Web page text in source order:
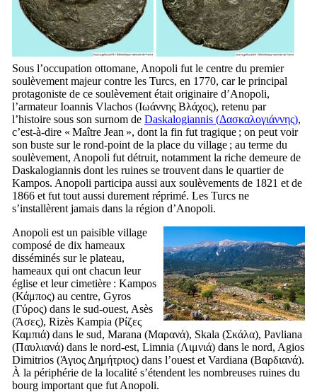
Sous l’occupation ottomane, Anopoli fut le centre du premier
soulèvement majeur contre les Turcs, en 1770, car le principal
protagoniste de ce soulèvement était originaire d’Anopoli,
l’armateur Ioannis Vlachos (Ιωάννης Βλάχος), retenu par
l’histoire sous son surnom de Daskalogiannis (Δασκαλογιάννης),
c’est-à-dire « Maître Jean », dont la fin fut tragique ; on peut voir
son buste sur le rond-point de la place du village ; au terme du
soulèvement, Anopoli fut détruit, notamment la riche demeure de
Daskalogiannis dont les ruines se trouvent dans le quartier de
Kampos. Anopoli participa aussi aux soulèvements de 1821 et de
1866 et fut tout aussi durement réprimé. Les Turcs ne
s’installèrent jamais dans la région d’Anopoli.
Anopoli est un paisible village
composé de dix hameaux
disséminés sur le plateau,
hameaux qui ont chacun leur
église et leur cimetière : Kampos
(Κάμπος) au centre, Gyros
(Γύρος) dans le sud-ouest, Asès
(Άσες), Rizès Kampia (Ρίζες
Καμπιά) dans le sud, Marana (Μαρανά), Skala (Σκάλα), Pavliana
(Παυλιανά) dans le nord-est, Limnia (Λιμνιά) dans le nord, Agios
Dimitrios (Άγιος Δημήτριος) dans l’ouest et Vardiana (Βαρδιανά).
À la périphérie de la localité s’étendent les nombreuses ruines du
bourg important que fut Anopoli.